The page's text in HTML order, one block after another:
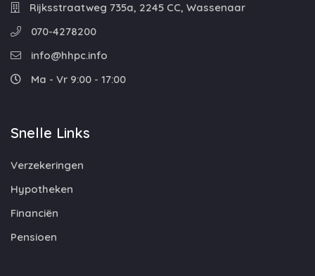
Rijksstraatweg 735a, 2245 CC, Wassenaar
070-4278200
info@hhpc.info
Ma - Vr 9:00 - 17:00
Snelle Links
Verzekeringen
Hypotheken
Financiën
Pensioen